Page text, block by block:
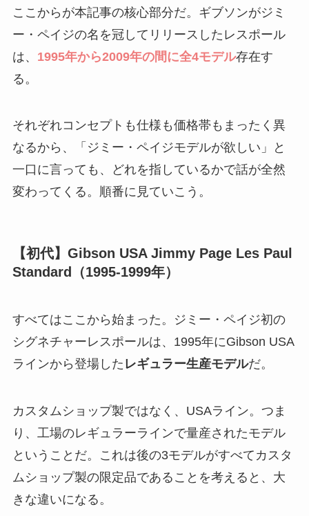
ここからが本記事の核心部分だ。ギブソンがジミ
ー・ペイジの名を冠してリリースしたレスポール
は、 1995年から2009年の間に全4モデル存在す
る。
それぞれコンセプトも仕様も価格帯もまったく異
なるから、「ジミー・ペイジモデルが欲しい」と
一口に言っても、どれを指しているかで話が全然
変わってくる。順番に見ていこう。
【初代】Gibson USA Jimmy Page Les Paul
Standard（1995-1999年）
すべてはここから始まった。ジミー・ペイジ初の
シグネチャーレスポールは、1995年にGibson USA
ラインから登場した レギュラー生産モデルだ。
カスタムショップ製ではなく、USAライン。つま
り、工場のレギュラーラインで量産されたモデル
ということだ。これは後の3モデルがすべてカスタ
ムショップ製の限定品であることを考えると、大
きな違いになる。